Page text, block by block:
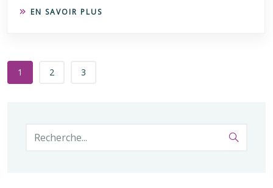
EN SAVOIR PLUS
1 2 3